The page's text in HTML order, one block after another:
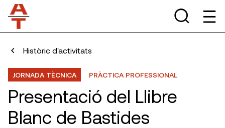
Històric d'activitats
JORNADA TÈCNICA PRÀCTICA PROFESSIONAL
Presentació del Llibre
Blanc de Bastides